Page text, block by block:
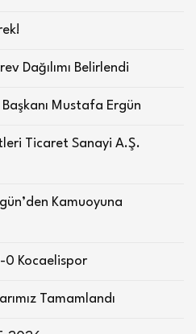
Dağılımı Belirlendi
Mustafa Ergün
Ticaret Sanayi A.Ş.
Kamuoyuna
0 Kocaelispor
Tamamlandı